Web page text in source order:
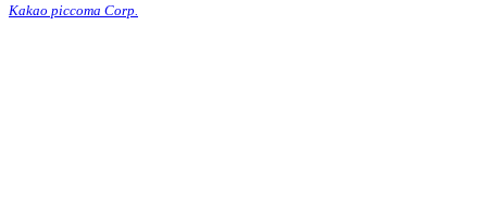
Kakao piccoma Corp.